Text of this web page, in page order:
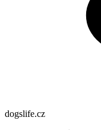
dogslife.cz